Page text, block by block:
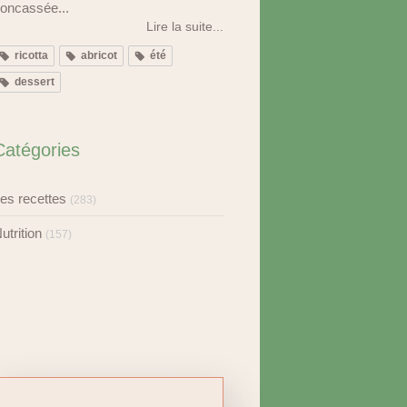
Lire la suite...
ricotta abricot été
dessert
recettes (283)
(157)